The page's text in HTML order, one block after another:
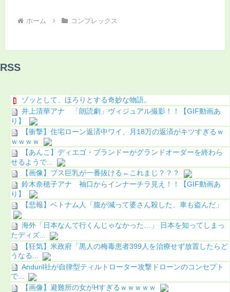
ホーム コンプレックス
RSS
ゾッとして、ほろりとする奇妙な物語。
井上清華アナ 「朗読劇」ヴィジュアル撮影！！【GIF動画あ
り】
【衝撃】住宅ローン返済中ワイ、月18万の返済がキツすぎるｗ
ｗｗｗｗ
【あんこ】ディエゴ・ブランドーがグランドオーダーを終わら
せるようで...
【画像】ブス巨乳が一番抜ける←これまじ？？？
鈴木奈穂子アナ 袖口からインナーチラ見え！！【GIF動画あ
り】
【悲報】ベトナム人「腹が減って婆さん殺した、車も盗んだ」
海外「日本なんて行くんじゃなかった…」 日本を知ってしまっ
たディズ...
【狂気】米政府「黒人の梅毒患者399人を治療せず放置したらど
うなる...
Anduril社が自律型ティルトローター攻撃ドローンのコンセプト
で...
【画像】避難所の女がHすぎるｗｗｗｗｗ